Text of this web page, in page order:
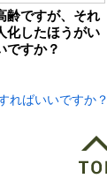
齢ですが、それ
化したほうがい
ですか？
ればいいですか？